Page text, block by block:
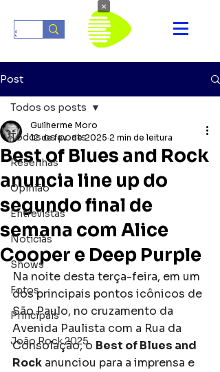
Post
Todos os posts
Resenhas
Opinião
Entrevistas
Notícias
Shows
Fotos
Principais
João Rock 2025
Todos os posts
Best of Blues and Rock
anuncia line up do
segundo final de
semana com Alice
Cooper e Deep Purple
Guilherme Moro
12 de fev. de 2025 2 min de leitura
Na noite desta terça-feira, em um
dos principais pontos icônicos de
São Paulo, no cruzamento da
Avenida Paulista com a Rua da
Consolação, o Best of Blues and
Rock anunciou para a imprensa e
×